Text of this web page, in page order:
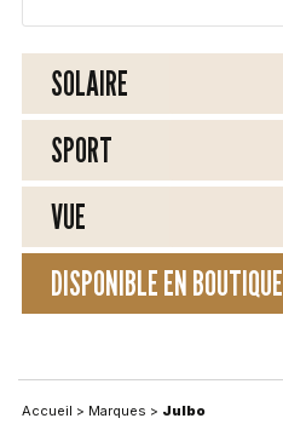
SOLAIRE
SPORT
VUE
DISPONIBLE EN BOUTIQUE
Accueil > Marques > Julbo